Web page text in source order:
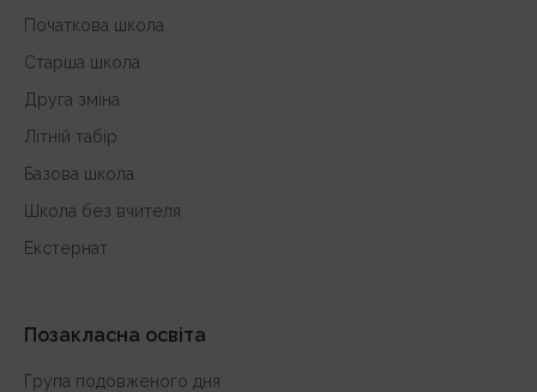
Початкова школа
Старша школа
Друга зміна
Літній табір
Базова школа
Школа без вчителя
Екстернат
Позакласна освіта
Група подовженого дня